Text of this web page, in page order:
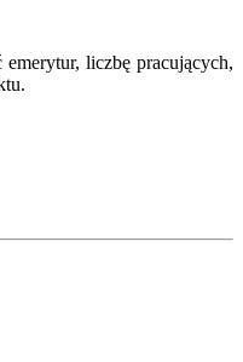
liczbę pracujących,